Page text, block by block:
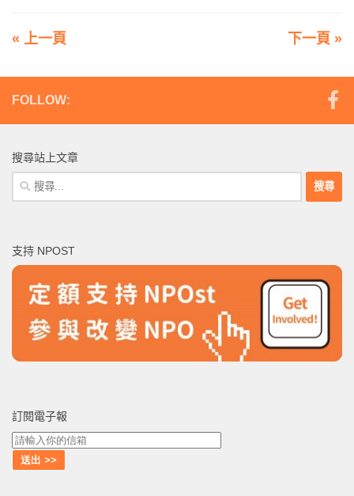
« 上一頁 下一頁 »
FOLLOW:
搜尋站上文章
搜
尋
字:
支持 NPOST
訂閱電子報